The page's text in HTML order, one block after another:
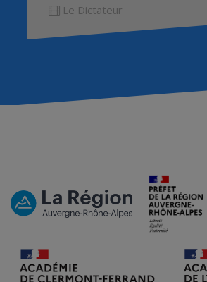
Le Dictateur